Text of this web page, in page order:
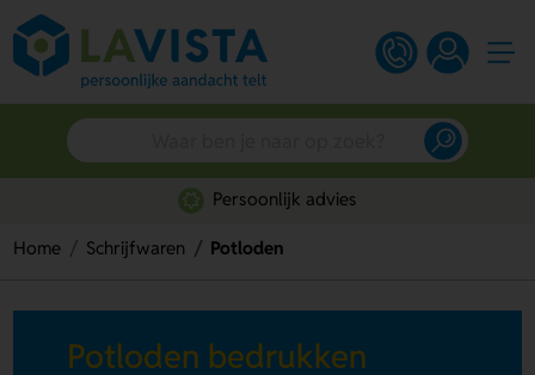
Persoonlijk advies
Home Schrijfwaren Potloden
Potloden bedrukken